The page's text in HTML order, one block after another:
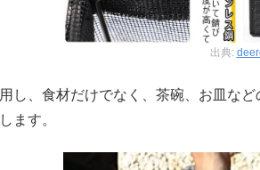
出典:
し、食材だけでなく、茶碗、お皿な
ます。